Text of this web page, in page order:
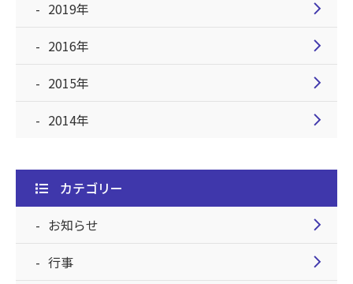
2019年 chevron_right
2016年 chevron_right
2015年 chevron_right
2014年 chevron_right
カテゴリー
お知らせ
chevron_right
行事 chevron_right